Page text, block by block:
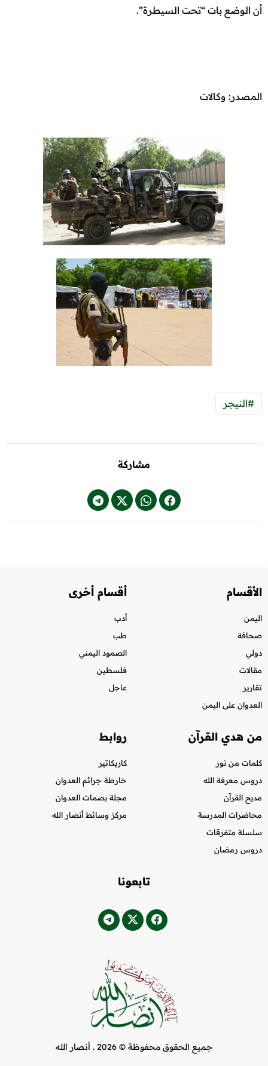
أن الوضع بات “تحت السيطرة”.
المصدر: وكالات
#النيجر
مشاركة
الأقسام
اليمن
صحافة
دولي
مقالات
تقارير
العدوان على اليمن
أقسام أخرى
أدب
طب
الصمود اليمني
فلسطين
عاجل
من هدي القرآن
كلمات من نور
دروس معرفة الله
مديح القرآن
محاضرات المدرسة
سلسلة متفرقات
دروس رمضان
روابط
كاريكاتير
خارطة جرائم العدوان
مجلة بصمات العدوان
مركز وسائط أنصار الله
تابعونا
جميع الحقوق محفوظة © 2026 . أنصار الله